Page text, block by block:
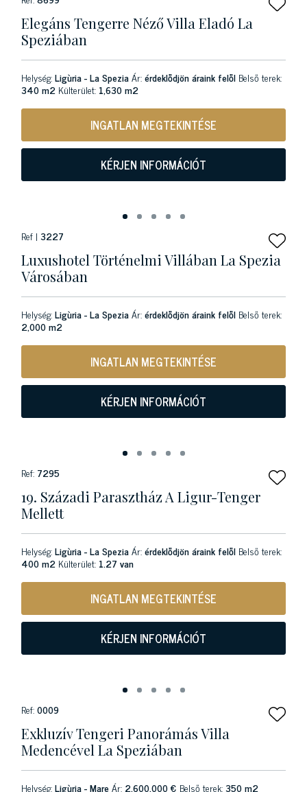
Elegáns Tengerre Néző Villa Eladó La
Speziában
Helység:Ligùria - La SpeziaÁr:érdeklődjön áraink felől Belső terek:
340 m2 Külterület: 1,630 m2
INGATLAN MEGTEKINTÉSE
KÉRJEN INFORMÁCIÓT
Ref | 3227
Luxushotel Történelmi Villában La Spezia
Városában
Helység:Ligùria - La SpeziaÁr:érdeklődjön áraink felől Belső terek:
2,000 m2
INGATLAN MEGTEKINTÉSE
KÉRJEN INFORMÁCIÓT
Ref: 7295
19. Századi Parasztház A Ligur-Tenger
Mellett
Helység:Ligùria - La SpeziaÁr:érdeklődjön áraink felől Belső terek:
400 m2 Külterület: 1.27 van
INGATLAN MEGTEKINTÉSE
KÉRJEN INFORMÁCIÓT
Ref:0009
Exkluzív Tengeri Panorámás Villa
Medencével La Speziában
Helység:Ligùria - MareÁr: 2.600.000 € Belső terek:350 m2